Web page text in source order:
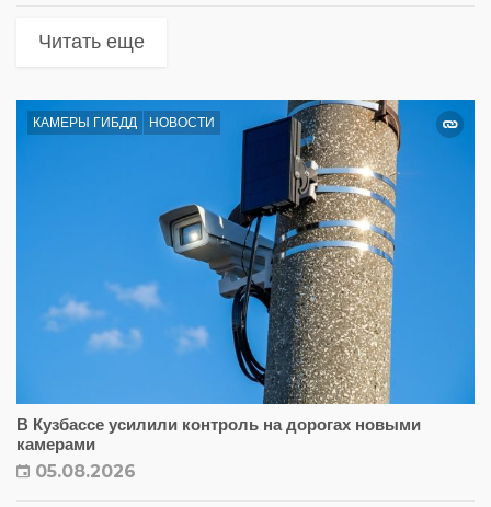
Читать еще
КАМЕРЫ ГИБДД НОВОСТИ
В Кузбассе усилили контроль на дорогах новыми
камерами
05.08.2026